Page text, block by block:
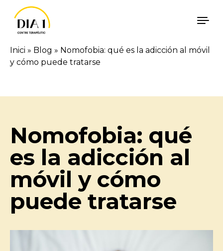
Vés al contingut
Inici » Blog » Nomofobia: qué es la adicción al móvil
y cómo puede tratarse
Nomofobia: qué
es la adicción al
móvil y cómo
puede tratarse
Català